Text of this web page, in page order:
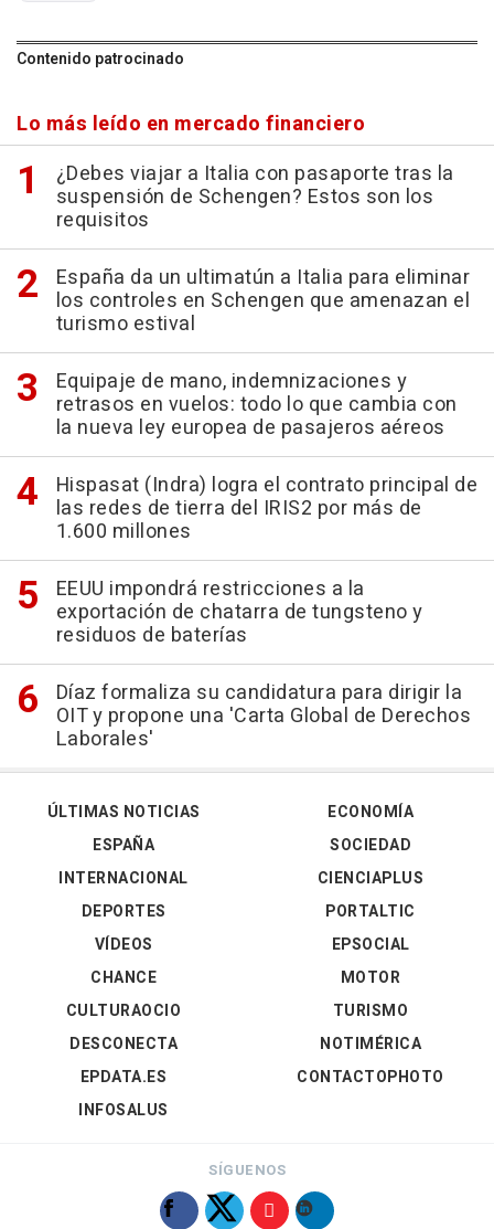
Contenido patrocinado
Lo más leído en mercado financiero
¿Debes viajar a Italia con pasaporte tras la
suspensión de Schengen? Estos son los
requisitos
España da un ultimatún a Italia para eliminar
los controles en Schengen que amenazan el
turismo estival
Equipaje de mano, indemnizaciones y
retrasos en vuelos: todo lo que cambia con
la nueva ley europea de pasajeros aéreos
Hispasat (Indra) logra el contrato principal de
las redes de tierra del IRIS2 por más de
1.600 millones
EEUU impondrá restricciones a la
exportación de chatarra de tungsteno y
residuos de baterías
Díaz formaliza su candidatura para dirigir la
OIT y propone una 'Carta Global de Derechos
Laborales'
ÚLTIMAS NOTICIAS
ESPAÑA
INTERNACIONAL
DEPORTES
VÍDEOS
ECONOMÍA
SOCIEDAD
CIENCIAPLUS
PORTALTIC
EPSOCIAL
CHANCE
CULTURAOCIO
DESCONECTA
EPDATA.ES
INFOSALUS
MOTOR
TURISMO
NOTIMÉRICA
CONTACTOPHOTO
SÍGUENOS